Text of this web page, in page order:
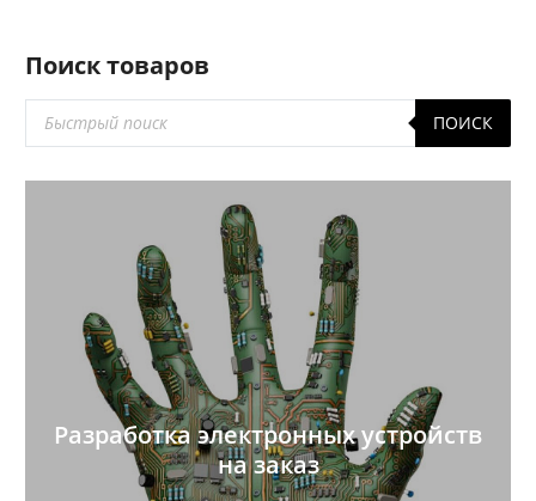
Поиск товаров
товаров
ПОИСК
Разработка электронных устройств
на заказ